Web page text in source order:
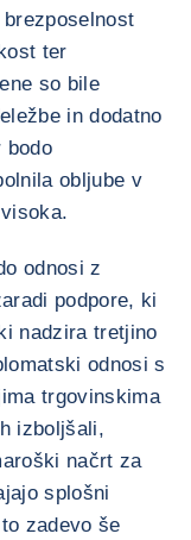
ter
so bile
in dodatno
bodo
obljube v
odnosi z
podpore, ki
nadzira tretjino
odnosi s
trgovinskima
izboljšali,
načrt za
splošni
zadevo še